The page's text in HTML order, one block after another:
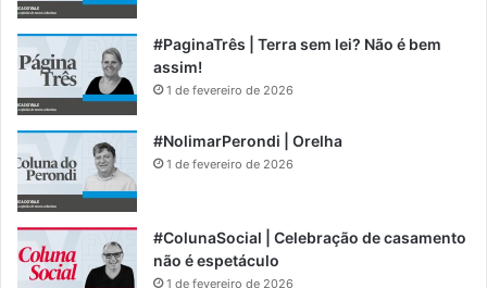
#PaginaTrês | Terra sem lei? Não é bem
assim!
1 de fevereiro de 2026
#NolimarPerondi | Orelha
1 de fevereiro de 2026
#ColunaSocial | Celebração de casamento
não é espetáculo
1 de fevereiro de 2026